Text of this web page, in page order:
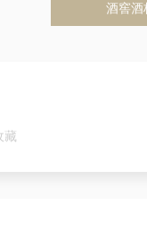
酒窖酒
藏